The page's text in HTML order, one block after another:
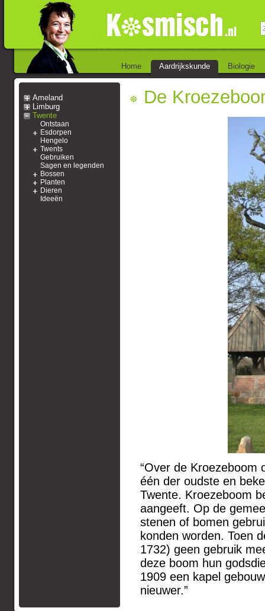
Home Aardrijkskunde Biologie
Ameland
Limburg
Twente
Ontstaan
Esdorpen
Hengelo
Twents
Gebruiken
Sagen en legenden
Bossen
Planten
Dieren
Ideeën
De
“Over de Kroezeboom
één der oudste en
Twente. Kroezeboom
aangeeft. Op de
stenen of bomen
konden worden. Toen
1732) geen gebruik
deze boom hun
1909 een kapel
nieuwer.”